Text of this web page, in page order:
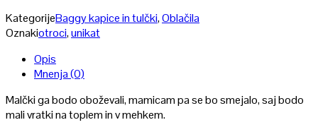
KategorijeBaggy kapice in tulčki,Oblačila
Oznakiotroci,unikat
Opis
Mnenja (0)
Malčki ga bodo oboževali, mamicam pa se bo smejalo, saj bodo
mali vratki na toplem in v mehkem.